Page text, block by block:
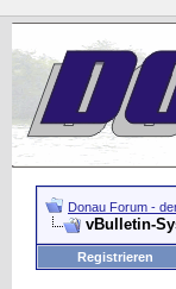
Donau Forum -
vBulletin-
Registrieren